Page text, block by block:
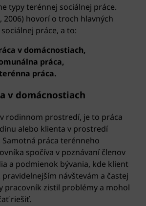
typy terénnej sociálnej práce.
2006) hovorí o troch hlavných
práce, a to:
v domácnostiach,
práca,
práca.
v domácnostiach
rodinnom prostredí, je to práca
alebo klienta v prostredí
práca terénneho
spočíva v poznávaní členov
a podmienok bývania, kde klient
pravidelnejším návštevám a častej
pracovník zistil problémy a mohol
riešiť.